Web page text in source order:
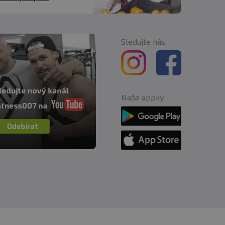
Sledujte nás
Naše appky